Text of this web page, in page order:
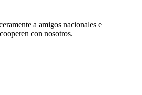
a amigos nacionales e
con nosotros.